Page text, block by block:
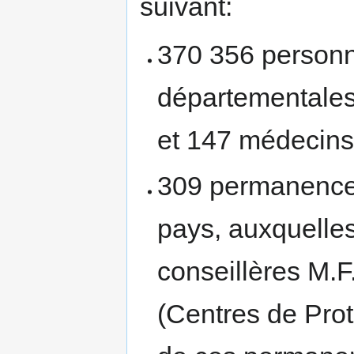
suivant:
370 356
et 147
309
pays,
conseillères
(Centres de